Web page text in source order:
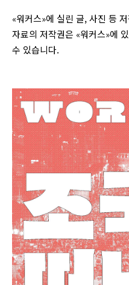
«워커스»에 실린 글, 사진 등
자료의 저작권은 «워커스»에
수 있습니다.